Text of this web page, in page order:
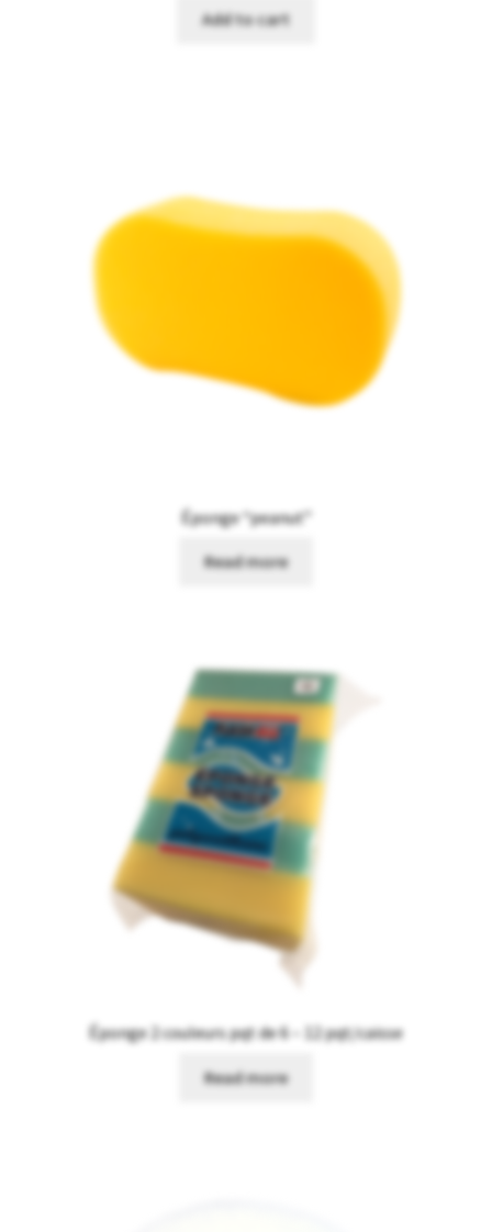
Add to cart
Éponge “peanut”
Read more
Éponge 2 couleurs pqt de 6 – 12 pqt/caisse
Read more